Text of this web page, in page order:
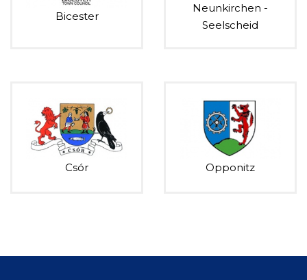
Bicester
Neunkirchen -
Seelscheid
Csór Opponitz